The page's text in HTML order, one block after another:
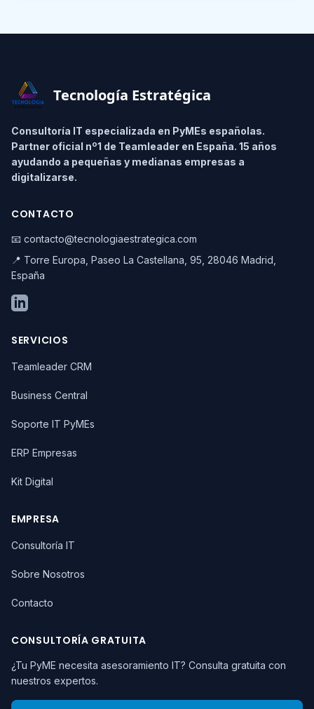
Tecnología Estratégica
Consultoría IT especializada en PyMEs españolas.
Partner oficial nº1 de Teamleader en España. 15 años
ayudando a pequeñas y medianas empresas a
digitalizarse.
CONTACTO
📧 contacto@tecnologiaestrategica.com
📍 Torre Europa, Paseo La Castellana, 95, 28046 Madrid,
España
SERVICIOS
Teamleader CRM
Business Central
Soporte IT PyMEs
ERP Empresas
Kit Digital
EMPRESA
Consultoría IT
Sobre Nosotros
Contacto
CONSULTORÍA GRATUITA
¿Tu PyME necesita asesoramiento IT? Consulta gratuita con
nuestros expertos.